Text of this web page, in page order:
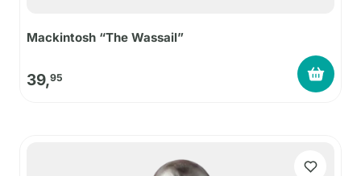
Mackintosh “The Wassail”
39,95